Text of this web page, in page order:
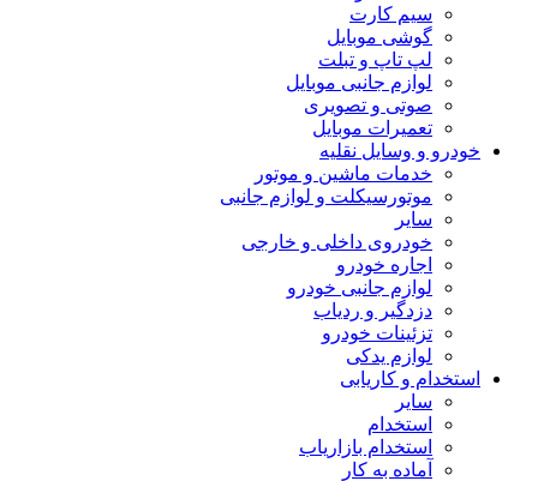
سیم کارت
گوشی موبایل
لپ تاپ و تبلت
لوازم جانبی موبایل
صوتی و تصویری
تعمیرات موبایل
خودرو و وسایل نقلیه
خدمات ماشین و موتور
موتورسیکلت و لوازم جانبی
سایر
خودروی داخلی و خارجی
اجاره خودرو
لوازم جانبی خودرو
دزدگیر و ردیاب
تزئینات خودرو
لوازم یدکی
استخدام و کاریابی
سایر
استخدام
استخدام بازاریاب
آماده به کار